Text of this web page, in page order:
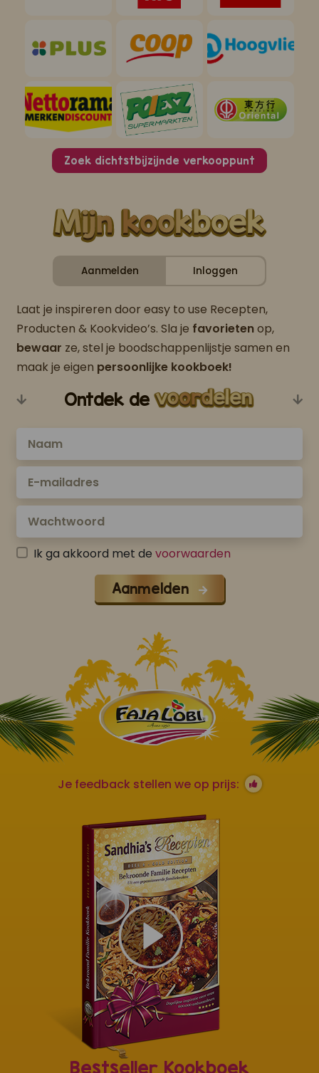
Zoek dichtstbijzijnde verkooppunt
Aanmelden Inloggen
Laat je inspireren door easy to use Recepten,
Producten & Kookvideo’s. Sla je favorietenop,
bewaar ze, stel je boodschappenlijstje samen en
maak je eigen persoonlijke kookboek!
Ontdek de
Ik ga akkoord met de voorwaarden
Aanmelden
Je feedback stellen we op prijs:
Bestseller Kookboek